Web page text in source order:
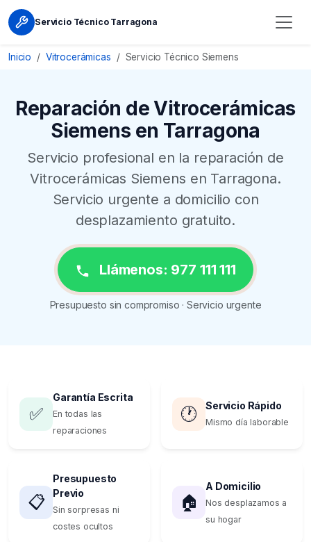
Servicio Técnico Tarragona
Inicio Vitrocerámicas Servicio Técnico Siemens
Reparación de Vitrocerámicas
Siemens en Tarragona
Servicio profesional en la reparación de
Vitrocerámicas Siemens en Tarragona.
Servicio urgente a domicilio con
desplazamiento gratuito.
Llámenos: 977 111 111
Presupuesto sin compromiso · Servicio urgente
✅
Garantía Escrita
En todas las
reparaciones
🕐 Servicio Rápido
Mismo día laborable
📋
Presupuesto
Previo
Sin sorpresas ni
costes ocultos
🏠
A Domicilio
Nos desplazamos a
su hogar